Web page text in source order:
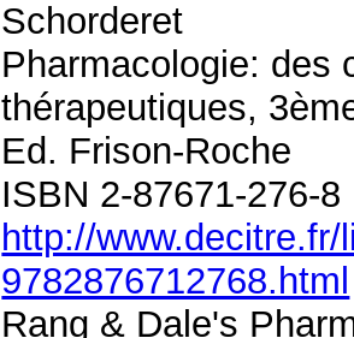
Schorderet
Pharmacologie: des
thérapeutiques,
Ed. Frison-Roche
ISBN 2-87671-276-8
http://
9782876712768.html
Rang & Dale's